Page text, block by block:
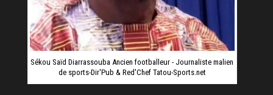
Sékou Saïd Diarrassouba Ancien footballeur - Journaliste malien
de sports-Dir'Pub & Red'Chef Tatou-Sports.net